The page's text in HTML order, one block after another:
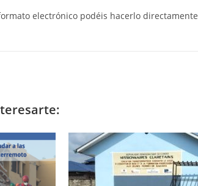
electrónico podéis hacerlo directamente